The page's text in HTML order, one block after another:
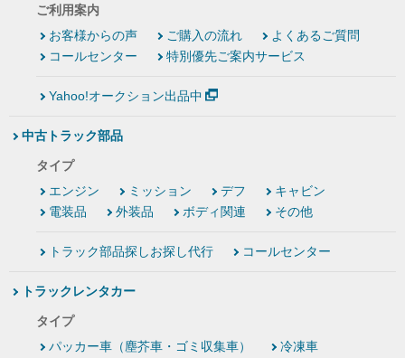
ご利用案内
お客様からの声
ご購入の流れ
よくあるご質問
コールセンター
特別優先ご案内サービス
Yahoo!オークション出品中
中古トラック部品
タイプ
エンジン
ミッション デフ
キャビン
電装品
外装品 ボディ関連 その他
トラック部品探しお探し代行 コールセンター
トラックレンタカー
タイプ
パッカー車（塵芥車・ゴミ収集車）
冷凍車